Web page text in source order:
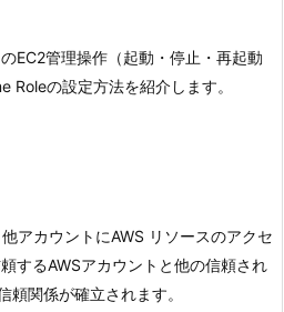
EC2管理操作（起動・停止・再起動
Roleの設定方法を紹介します。
アカウントにAWS リソースのアクセ
するAWSアカウントと他の信頼され
頼関係が確立されます。